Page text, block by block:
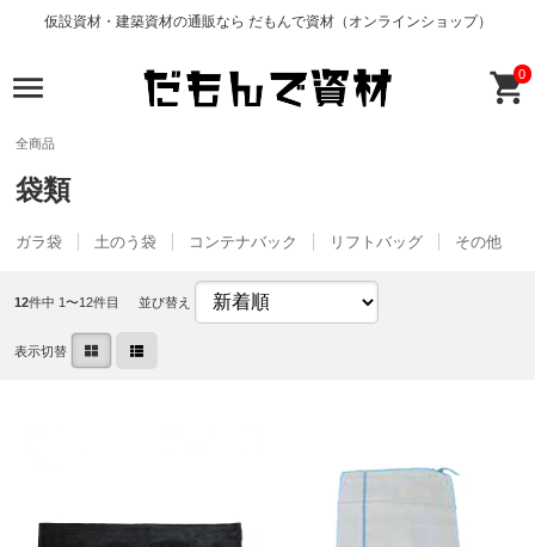
仮設資材・建築資材の通販なら だもんで資材（オンラインショップ）
0
全商品
袋類
ガラ袋 土のう袋 コンテナバック リフトバッグ その他
12件中 1〜12件目 並び替え
表示切替